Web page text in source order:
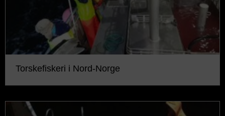
Torskefiskeri i Nord-Norge